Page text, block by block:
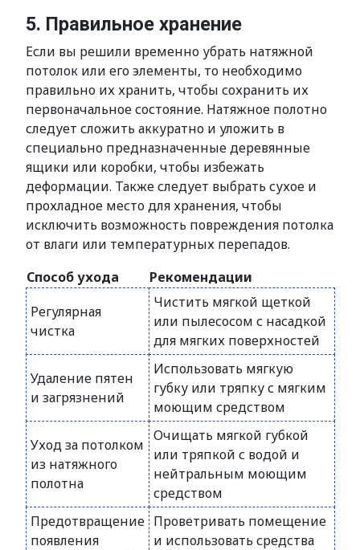
5. Правильное хранение
Если вы решили временно убрать натяжной
потолок или его элементы, то необходимо
правильно их хранить, чтобы сохранить их
первоначальное состояние. Натяжное полотно
следует сложить аккуратно и уложить в
специально предназначенные деревянные
ящики или коробки, чтобы избежать
деформации. Также следует выбрать сухое и
прохладное место для хранения, чтобы
исключить возможность повреждения потолка
от влаги или температурных перепадов.
Способ ухода
Рекомендации
Регулярная
чистка
Чистить мягкой щеткой
или пылесосом с насадкой
для мягких поверхностей
Удаление пятен
и загрязнений
Использовать мягкую
губку или тряпку с мягким
моющим средством
Уход за потолком
из натяжного
полотна
Очищать мягкой губкой
или тряпкой с водой и
нейтральным моющим
средством
Предотвращение
появления
Проветривать помещение
и использовать средства